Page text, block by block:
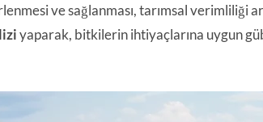
ve sağlanması, tarımsal verimliliği
yaparak, bitkilerin ihtiyaçlarına uygun